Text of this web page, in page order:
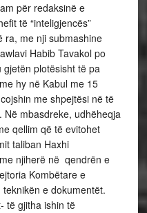
për redaksinë e
të “inteligjencës”
ra, me nji submashine
Habib Tavakol po
plotësisht të pa
hy në Kabul me 15
me shpejtësi në të
mbasdreke, udhëheqja
qellim që të evitohet
taliban Haxhi
njiherë në qendrën e
Kombëtare e
e dokumentët.
të gjitha ishin të